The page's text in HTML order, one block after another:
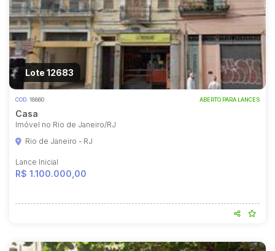
Lote 12683
COD. 18860 ABERTO PARA LANCES
Casa
Imóvel no Rio de Janeiro/RJ
Rio de Janeiro - RJ
Lance Inicial
R$ 1.100.000,00